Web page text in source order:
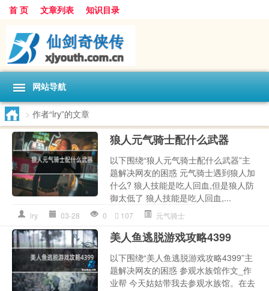
首 页 文章列表 知识目录
网站导航
> 作者“lry”的文章
狼人元气骑士配什么武器
以下围绕“狼人元气骑士配什么武器”主
题解决网友的困惑 元气骑士遇到狼人加
什么? 狼人技能是吃人回血,但是狼人防
御太低了 狼人技能是吃人回血,...
lry 03-28 0 107 元气骑士
美人鱼逃脱游戏攻略4399
以下围绕“美人鱼逃脱游戏攻略4399”主
题解决网友的困惑 参观水族馆作文_作
业帮 今天姑姑带我去参观水族馆。在去